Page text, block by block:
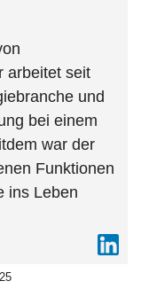
arbeitet seit
und
bei einem
war der
Funktionen
ins Leben